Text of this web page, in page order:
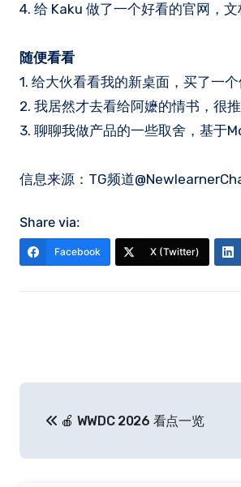
4. 给 Kaku 做了一个好看的官网，
随便看看
1. 给大伙看看我的新桌面，买了一
2. 我居然才去看给阿嬷的情书，很
3. 聊聊我做产品的一些取舍，基于
信息来源：TG频道
Share via:
Facebook X (Twitter)
导
🍎 WWDC 2026 看点一览